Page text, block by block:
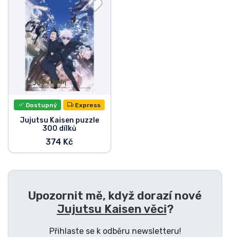
Dostupný Express
Jujutsu Kaisen puzzle
300 dílků
374 Kč
Upozornit mě, když dorazí nové
Jujutsu Kaisen věci?
Přihlaste se k odběru newsletteru!
Doprava a platba
Seriálové věci
Filmové věci
Úžasné věci
Anime věci
Hráčské věci
Hudební věci